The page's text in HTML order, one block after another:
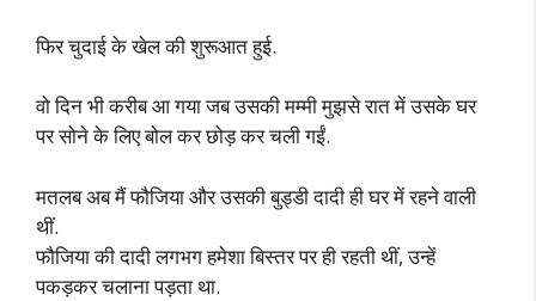
फिर चुदाई के खेल की शुरूआत हुई.
वो दिन भी करीब आ गया जब उसकी मम्मी मुझसे रात में उसके घर
पर सोने के लिए बोल कर छोड़ कर चली गईं.
मतलब अब मैं फौजिया और उसकी बुड्डी दादी ही घर में रहने वाली
थीं.
फौजिया की दादी लगभग हमेशा बिस्तर पर ही रहती थीं, उन्हें
पकड़कर चलाना पड़ता था.